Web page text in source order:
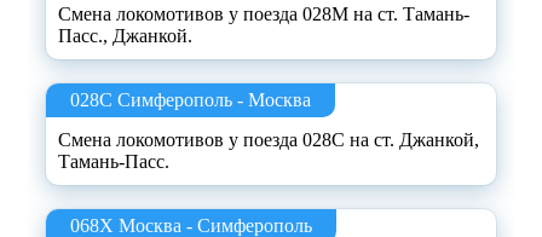
Смена локомотивов у поезда 028М на ст. Тамань-
Пасс., Джанкой.
028С Симферополь - Москва
Смена локомотивов у поезда 028С на ст. Джанкой,
Тамань-Пасс.
068Х Москва - Симферополь